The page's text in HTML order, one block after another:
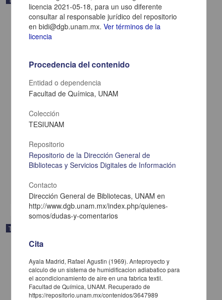
Diseno de tuberias para flujo mixto en sistemas gas-liquido
Rodriguez Diez, José
Trabajo de grado
licencia 2021-05-18, para un uso diferente
consultar al responsable jurídico del repositorio
en bidi@dgb.unam.mx.Ver términos de la
licencia
Procedencia del contenido
Entidad o dependencia
Facultad de Química, UNAM
Colección
TESIUNAM
Repositorio
Repositorio de la Dirección General de
Bibliotecas y Servicios Digitales de Información
Contacto
Dirección General de Bibliotecas, UNAM en
http://www.dgb.unam.mx/index.php/quienes-
somos/dudas-y-comentarios
Cita
Ayala Madrid, Rafael Agustin (1969). Anteproyecto y
calculo de un sistema de humidificacion adiabatico para
el acondicionamiento de aire en una fabrica textil.
Facultad de Química, UNAM. Recuperado de
https://repositorio.unam.mx/contenidos/3647989